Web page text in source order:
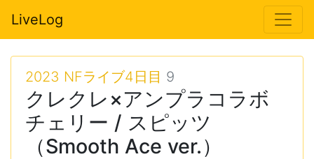
LiveLog
2023 NFライブ4日目 9
クレクレ×アンプラコラボ
チェリー / スピッツ
（Smooth Ace ver.）